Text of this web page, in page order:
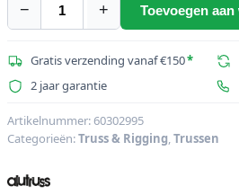
−
ALUTRUSS
eindplaat
QQGP
+ Toevoegen
Gratis verzending vanaf €150*
2 jaar garantie
Artikelnummer:60302995
Categorieën:Truss & Rigging,Trussen